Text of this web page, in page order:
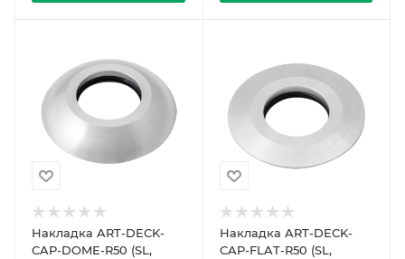
Накладка ART-DECK-
CAP-DOME-R50 (SL,
Накладка ART-DECK-
CAP-FLAT-R50 (SL,